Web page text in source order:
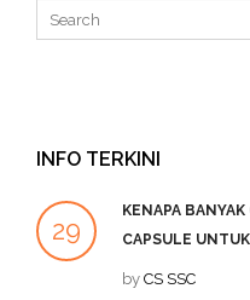
INFO TERKINI
29
KENAPA
CAPSULE
by CS SSC